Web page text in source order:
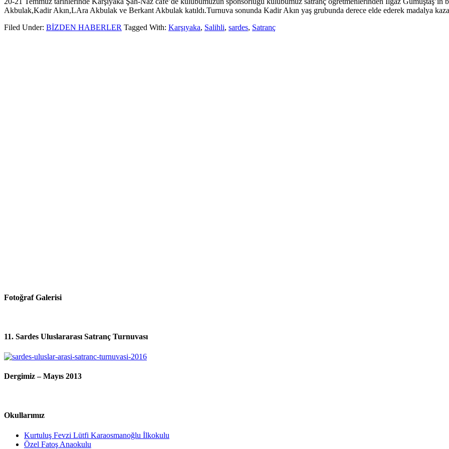
Akbulak,Kadir Akın,LAra Akbulak ve Berkant Akbulak katıldı.Turnuva sonunda Kadir Akın yaş grubunda derece elde ederek madalya
Filed Under: BİZDEN HABERLER Tagged With: Karşıyaka, Salihli, sardes, Satranç
Fotoğraf Galerisi
11. Sardes Uluslararası Satranç Turnuvası
Dergimiz – Mayıs 2013
Okullarımız
Kurtuluş Fevzi Lütfi Karaosmanoğlu İlkokulu
Özel Fatoş Anaokulu